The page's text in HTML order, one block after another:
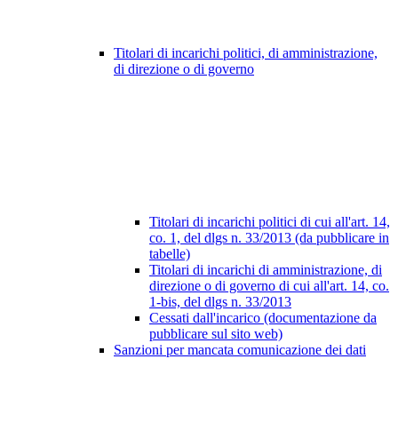
Titolari di incarichi politici, di amministrazione,
di direzione o di governo
Titolari di incarichi politici di cui all'art. 14,
co. 1, del dlgs n. 33/2013 (da pubblicare in
tabelle)
Titolari di incarichi di amministrazione, di
direzione o di governo di cui all'art. 14, co.
1-bis, del dlgs n. 33/2013
Cessati dall'incarico (documentazione da
pubblicare sul sito web)
Sanzioni per mancata comunicazione dei dati